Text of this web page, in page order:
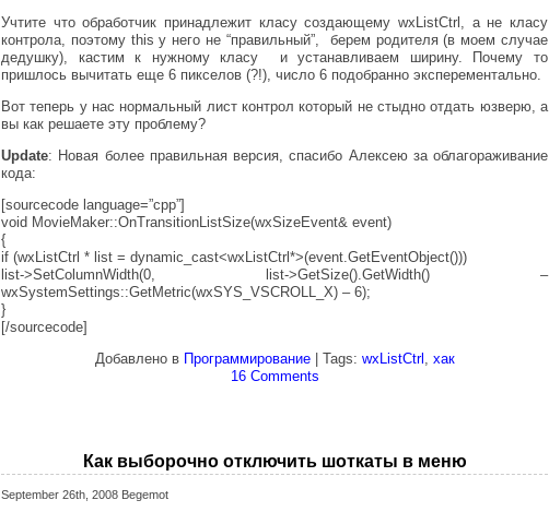
Учтите что обработчик принадлежит класу создающему wxListCtrl, а не класу
контрола, поэтому this у него не “правильный”, берем родителя (в моем случае
дедушку), кастим к нужному класу и устанавливаем ширину. Почему то
пришлось вычитать еще 6 пикселов (?!), число 6 подобранно эксперементально.
Вот теперь у нас нормальный лист контрол который не стыдно отдать юзверю, а
вы как решаете эту проблему?
Update: Новая более правильная версия, спасибо Алексею за облагораживание
кода:
[sourcecode language=”cpp”]
void MovieMaker::OnTransitionListSize(wxSizeEvent& event)
{
if (wxListCtrl * list = dynamic_cast<wxListCtrl*>(event.GetEventObject()))
list->SetColumnWidth(0, list->GetSize().GetWidth() –
wxSystemSettings::GetMetric(wxSYS_VSCROLL_X) – 6);
}
[/sourcecode]
Добавлено в Программирование| Tags: wxListCtrl , хак
16 Comments
Как выборочно отключить шоткаты в меню
September 26th, 2008 Begemot